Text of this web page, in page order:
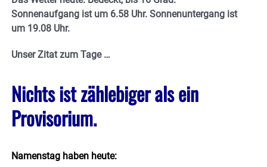
Sonnenaufgang ist um 6.58 Uhr. Sonnenuntergang ist
um 19.08 Uhr.
Unser Zitat zum Tage …
Nichts ist zählebiger als ein
Provisorium.
Namenstag haben heute: